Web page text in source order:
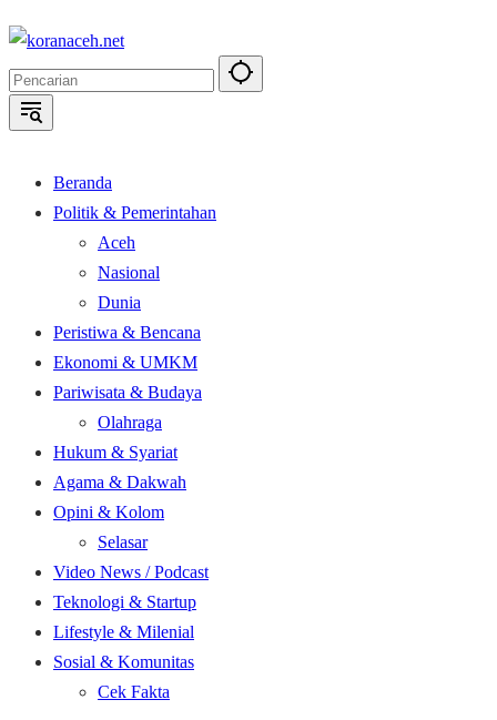
Langsung
konten
Beranda
Politik & Pemerintahan
Aceh
Nasional
Dunia
Peristiwa & Bencana
Ekonomi & UMKM
Pariwisata & Budaya
Olahraga
Hukum & Syariat
Agama & Dakwah
Opini & Kolom
Selasar
Video News / Podcast
Teknologi & Startup
Lifestyle & Milenial
Sosial & Komunitas
Cek Fakta